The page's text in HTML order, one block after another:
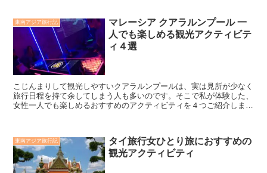
東南アジア旅行記
マレーシア クアラルンプール 一
人でも楽しめる観光アクティビテ
ィ４選
こじんまりして観光しやすいクアラルンプールは、実は見所が少なく
旅行日程を持て余してしまう人も多いのです。そこで私が体験した、
女性一人でも楽しめるおすすめのアクティビティを４つご紹介しま
東南アジア旅行記
タイ旅行女ひとり旅におすすめの
観光アクティビティ